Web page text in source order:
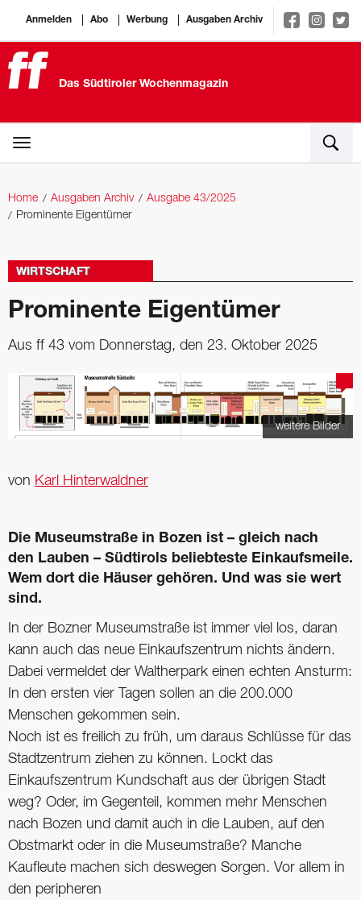
Anmelden Abo Werbung Ausgaben Archiv
Das Südtiroler Wochenmagazin
Home Ausgaben Archiv
Ausgabe 43/2025
Prominente Eigentümer
WIRTSCHAFT
Prominente Eigentümer
Aus ff 43 vom Donnerstag, den 23. Oktober 2025
weitere Bilder
von Karl Hinterwaldner
Die Museumstraße in Bozen ist – gleich nach
den ­Lauben – Südtirols beliebteste Einkaufsmeile.
Wem dort die Häuser gehören. Und was sie wert
sind.
In der Bozner Museumstraße ist immer viel los, daran
kann auch das neue Einkaufszentrum nichts ändern.
Dabei vermeldet der Waltherpark einen echten Ansturm:
In den ersten vier Tagen sollen an die 200.000
Menschen gekommen sein.
Noch ist es freilich zu früh, um da­raus Schlüsse für das
Stadtzentrum ziehen zu können. Lockt das
Einkaufszentrum Kundschaft aus der übrigen Stadt
weg? Oder, im Gegenteil, kommen mehr Menschen
nach Bozen und damit auch in die Lauben, auf den
Obstmarkt oder in die Museumstraße? Manche
Kaufleute machen sich deswegen Sorgen. Vor allem in
den peripheren